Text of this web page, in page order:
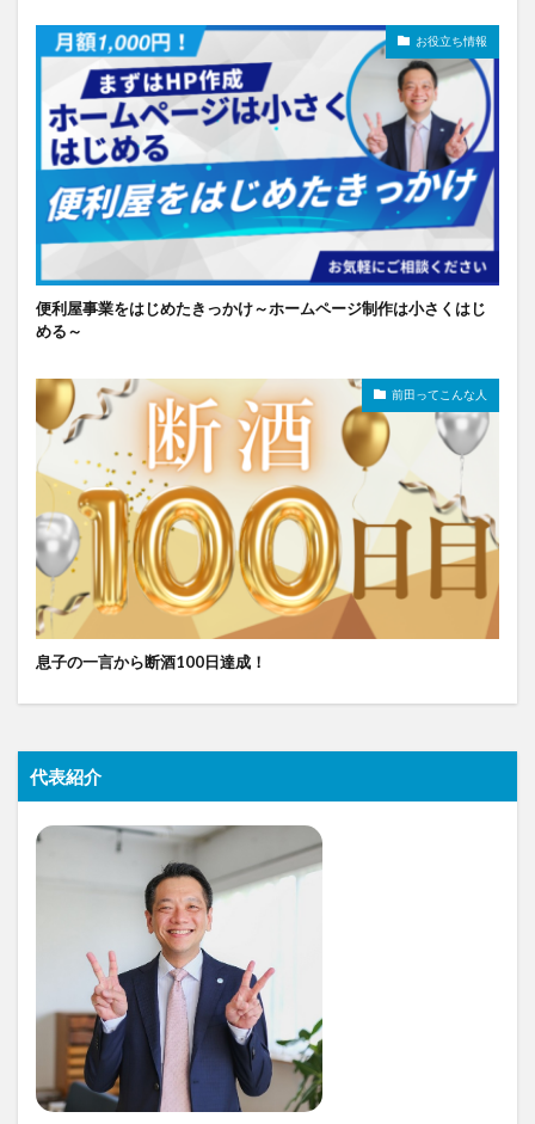
お役立ち情報
便利屋事業をはじめたきっかけ～ホームページ制作は小さくはじ
める～
前田ってこんな人
息子の一言から断酒100日達成！
代表紹介